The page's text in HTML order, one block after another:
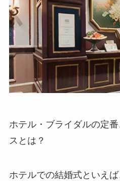
ホテル・ブライダルの定
スとは？
ホテルでの結婚式といえ